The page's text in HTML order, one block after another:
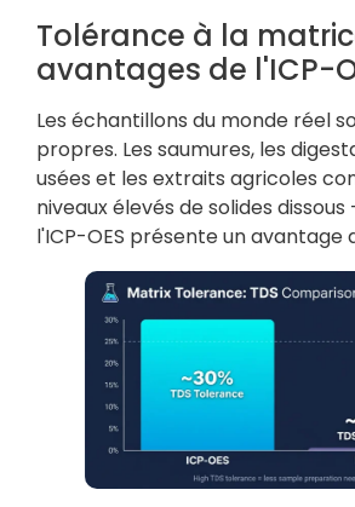
Tolérance à la
avantages de l'ICP-
Les échantillons du monde réel
propres. Les saumures, les
usées et les extraits agricoles
niveaux élevés de solides
l'ICP-OES présente un avantage